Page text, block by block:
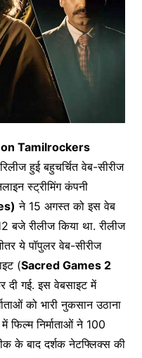
Tamilrockers
हुई बहुचर्चित वेब-सीरीज
स्ट्रीमिंग कंपनी
ने 15 अगस्त को इस वेब
बजे रीलीज किया था. रीलीज
ये पॉपुलर वेब-सीरीज
(Sacred Games 2
दी गई. इस वेबसाइट में
को भारी नुकसान उठाना
फिल्म निर्माताओं ने 100
के बाद दर्शक नेटफ्लिक्स की